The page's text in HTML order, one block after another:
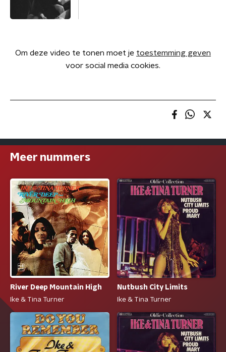
Om deze video te tonen moet je toestemming geven
voor social media cookies.
Meer nummers
River Deep Mountain High
Ike & Tina Turner
Nutbush City Limits
Ike & Tina Turner